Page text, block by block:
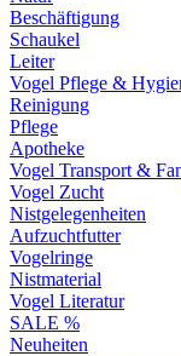
Beschäftigung
Schaukel
Leiter
Vogel Pflege &
Reinigung
Pflege
Apotheke
Vogel Transport &
Vogel Zucht
Nistgelegenheiten
Aufzuchtfutter
Vogelringe
Nistmaterial
Vogel Literatur
SALE %
Neuheiten